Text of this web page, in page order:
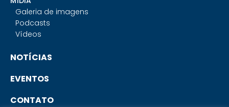
Galeria de imagens
Podcasts
Vídeos
NOTÍCIAS
EVENTOS
CONTATO